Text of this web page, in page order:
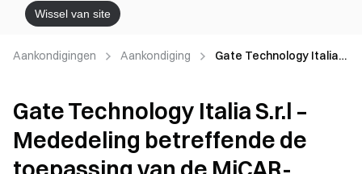
Wissel van site
Aankondigingen Aankondiging
Gate Technology Italia
toepassing van de
MiCAR-verordening
Gate Technology Italia S.r.l –
Mededeling betreffende de